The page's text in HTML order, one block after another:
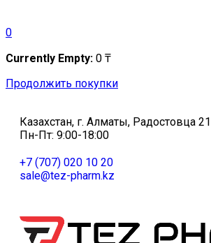
0
Currently Empty: 0 ₸
Продолжить покупки
Казахстан, г. Алматы, Радостовца
Пн-Пт: 9:00-18:00
+7 (707) 020 10 20
sale@tez-pharm.kz